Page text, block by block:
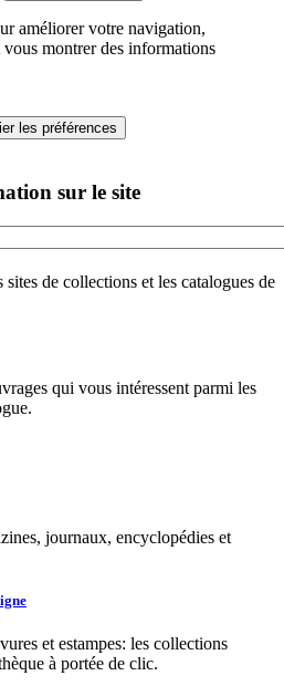
améliorer votre navigation,
montrer des informations
les préférences
sur le site
de collections et les catalogues de
qui vous intéressent parmi les
journaux, encyclopédies et
et estampes: les collections
à portée de clic.